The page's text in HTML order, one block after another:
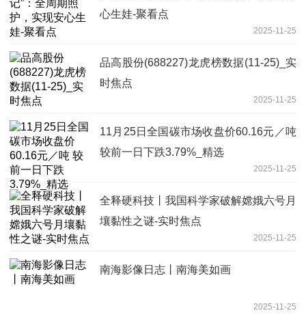
心生娃-聚看点
2025-11-25
品高股份(688227)龙虎榜数据(11-25)_实
时焦点
2025-11-25
11月25日全国碳市场收盘价60.16元／吨
较前一日下跌3.79%_精选
2025-11-25
全释硬科技丨我国科学家破解嫦娥六号月
壤黏性之谜-实时焦点
2025-11-25
南海影像日志丨南海美如画
2025-11-25